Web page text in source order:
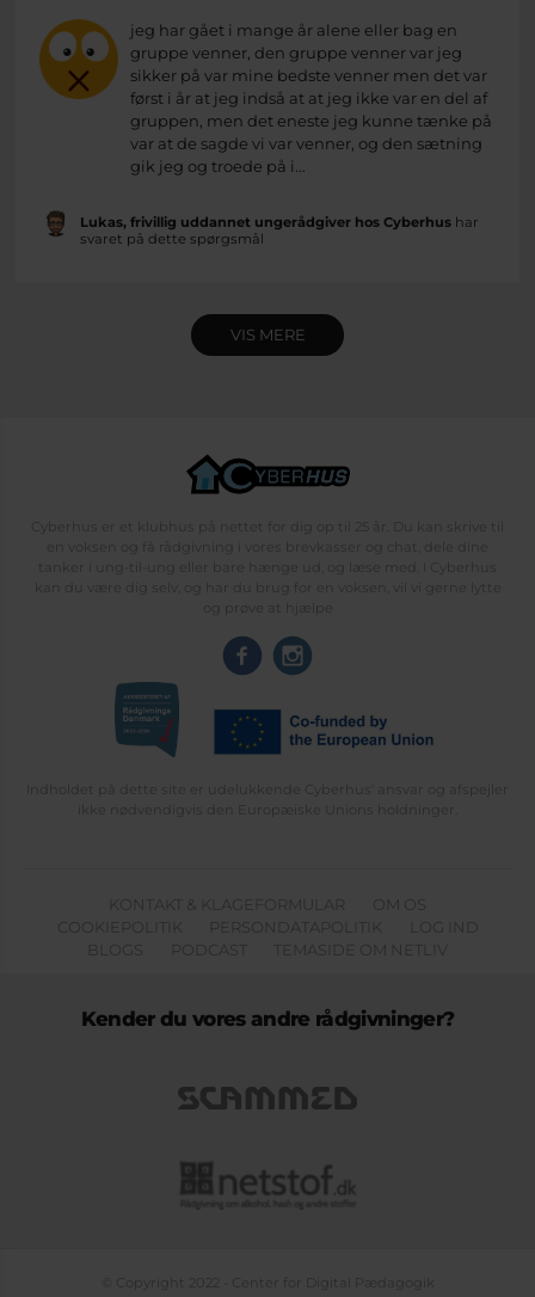
jeg har gået i mange år alene eller bag en
gruppe venner, den gruppe venner var jeg
sikker på var mine bedste venner men det var
først i år at jeg indså at at jeg ikke var en del af
gruppen, men det eneste jeg kunne tænke på
var at de sagde vi var venner, og den sætning
gik jeg og troede på i...
Lukas, frivillig uddannet ungerådgiver hos Cyberhushar
svaret på dette spørgsmål
VIS MERE
Cyberhus er et klubhus på nettet for dig op til 25 år. Du kan skrive til
en voksen og få rådgivning i vores brevkasser og chat, dele dine
tanker i ung-til-ung eller bare hænge ud, og læse med. I Cyberhus
kan du være dig selv, og har du brug for en voksen, vil vi gerne lytte
og prøve at hjælpe
Indholdet på dette site er udelukkende Cyberhus' ansvar og afspejler
ikke nødvendigvis den Europæiske Unions holdninger.
KONTAKT & KLAGEFORMULAR
OM OS
COOKIEPOLITIK
PERSONDATAPOLITIK
LOG IND
BLOGS
PODCAST TEMASIDE OM NETLIV
Kender du vores andre rådgivninger?
© Copyright 2022 - Center for Digital Pædagogik